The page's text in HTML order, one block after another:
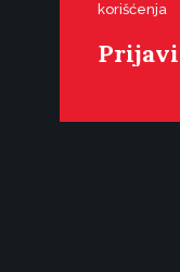
korišćenja